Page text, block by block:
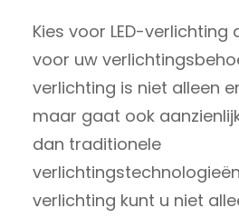
Kies voor LED-verlichting
voor uw
verlichting is niet alleen
maar gaat ook
dan traditionele
verlichting kunt u niet